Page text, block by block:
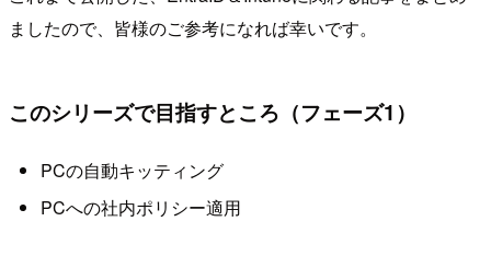
ましたので、皆様のご参考になれば幸いです。
このシリーズで目指すところ（フェーズ1）
PCの自動キッティング
PCへの社内ポリシー適用